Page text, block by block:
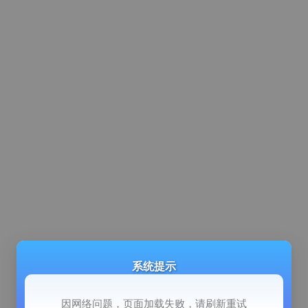
系统提示
因网络问题，页面加载失败，请刷新重试